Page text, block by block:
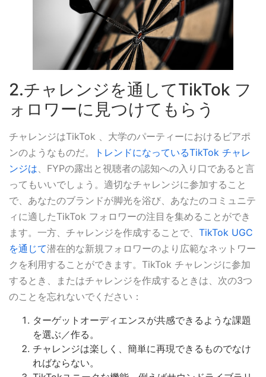
2.チャレンジを通してTikTok フ
ォロワーに見つけてもらう
チャレンジはTikTok 、大学のパーティーにおけるビアポ
ンのようなものだ。
トレンドになっているTikTok チャレ
ンジは 、FYPの露出と視聴者の認知への入り口であると言
ってもいいでしょう。適切なチャレンジに参加すること
で、あなたのブランドが脚光を浴び、あなたのコミュニテ
ィに適したTikTok フォロワーの注目を集めることができ
ます。一方、チャレンジを作成することで、 TikTok UGC
を通じて潜在的な新規フォロワーのより広範なネットワー
クを利用することができます。TikTok チャレンジに参加
するとき、またはチャレンジを作成するときは、次の3つ
のことを忘れないでください：
ターゲットオーディエンスが共感できるような課題
を選ぶ／作る。
チャレンジは楽しく、簡単に再現できるものでなけ
ればならない。